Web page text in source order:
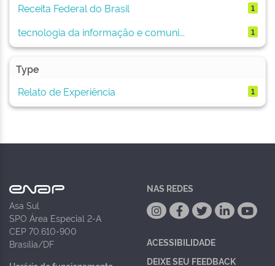
Receita Federal do Brasil 1
tecnologia da informação e comuni... 1
Type
Relato de Experiência
1
Asa Sul
SPO Área Especial 2-A
CEP 70.610-900
Brasília/DF
NAS REDES
ACESSIBILIDADE
DEIXE SEU FEEDBACK